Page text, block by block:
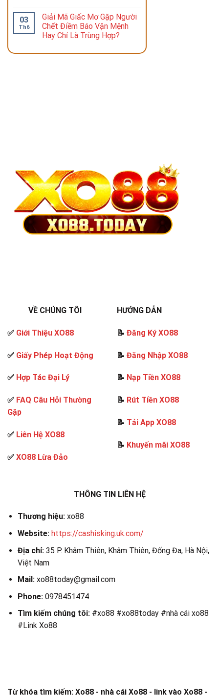
03
Th6
Giải Mã Giấc Mơ Gặp Người
Chết Điềm Báo Vận Mệnh
Hay Chỉ Là Trùng Hợp?
VỀ CHÚNG TÔI
✅ Giới Thiệu XO88
✅ Giấy Phép Hoạt Động
✅ Hợp Tác Đại Lý
✅ FAQ Câu Hỏi Thường
Gặp
✅ Liên Hệ XO88
✅ XO88 Lừa Đảo
HƯỚNG DẪN
📝 Đăng Ký XO88
📝 Đăng Nhập XO88
📝 Nạp Tiền XO88
📝 Rút Tiền XO88
📝 Tải App XO88
📝 Khuyến mãi XO88
THÔNG TIN LIÊN HỆ
Thương hiệu:xo88
Website: https://cashisking.uk.com/
Địa chỉ:35 P. Khâm Thiên, Khâm Thiên, Đống Đa, Hà Nội,
Việt Nam
Mail: xo88today@gmail.com
Phone:0978451474
Tìm kiếm chúng tôi:#xo88 #xo88today #nhà cái xo88
#Link Xo88
Từ khóa tìm kiếm: Xo88 - nhà cái Xo88 - link vào Xo88 -